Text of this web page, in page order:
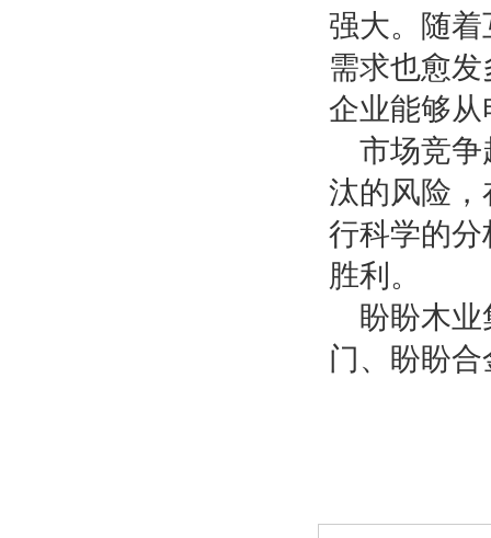
强大。随
需求也愈
企业能够
市场竞争
汰的风险
行科学的
胜利。
盼盼木
门、盼盼